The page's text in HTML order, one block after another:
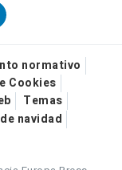
normativo
Cookies
Temas
navidad